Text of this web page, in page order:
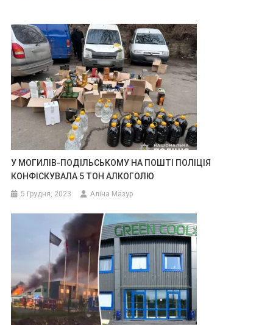
У МОГИЛІВ-ПОДІЛЬСЬКОМУ НА ПОШТІ ПОЛІЦІЯ
КОНФІСКУВАЛА 5 ТОН АЛКОГОЛЮ
5 Грудня, 2023 Аліна Мазур